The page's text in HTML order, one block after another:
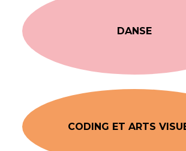
DANSE
CODING ET ARTS